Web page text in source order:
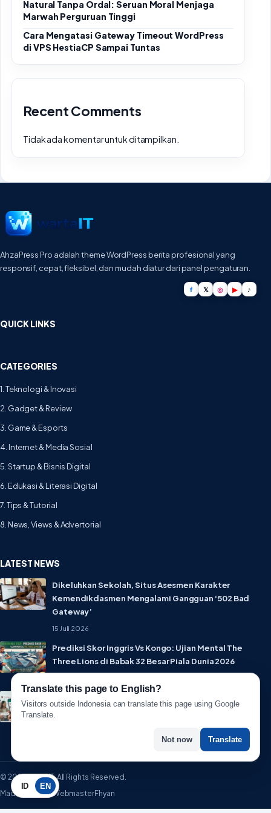
Natural Tanpa Ordal: Seruan Moral Menjaga
Marwah Perguruan Tinggi
Cara Mengatasi Gateway Timeout WordPress
di VPS HestiaCP Sampai Tuntas
Recent Comments
Tidak ada komentar untuk ditampilkan.
AhzaPress Pro adalah theme WordPress berita profesional yang
responsif, cepat, fleksibel, dan mudah diatur dari panel pengaturan.
f 𝕏 ◎ ▶ ♪
QUICK LINKS
CATEGORIES
1. Teknologi & Inovasi
2. Gadget & Review
3. Game & Esports
4. Internet & Media Sosial
5. Startup & Bisnis Digital
6. Edukasi & Literasi Digital
7. Tips & Tutorial
8. News, Views & Advertorial
LATEST NEWS
Dikeluhkan Sekolah, Situs Asesmen Karakter
Kemendikdasmen Mengalami Gangguan ‘502 Bad
Gateway’
15 Juli 2026
Prediksi Skor Inggris Vs Kongo: Ujian Mental The
Three Lions di Babak 32 Besar Piala Dunia 2026
Tak Perlu Lagi Sebar Nomor HP
© 2026 WartaIT. All Rights Reserved.
Made with ♥ by WebmasterFhyan
ID EN
Translate this page to English?
Visitors outside Indonesia can translate this page using Google
Translate.
Not now Translate